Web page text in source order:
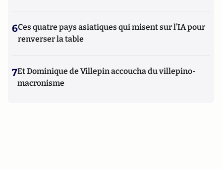
6Ces quatre pays asiatiques qui misent sur l’IA pour
renverser la table
7Et Dominique de Villepin accoucha du villepino-
macronisme